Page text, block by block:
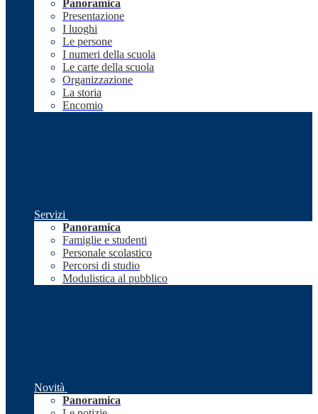
Panoramica
Presentazione
I luoghi
Le persone
I numeri della scuola
Le carte della scuola
Organizzazione
La storia
Encomio
Servizi
Panoramica
Famiglie e studenti
Personale scolastico
Percorsi di studio
Modulistica al pubblico
Novità
Panoramica